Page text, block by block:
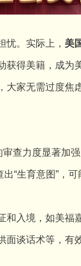
。实际上， 美
获得美籍，成为
家无需过度焦
查力度显著加
“生育意图”，
入境，如美福
谈话术等，有